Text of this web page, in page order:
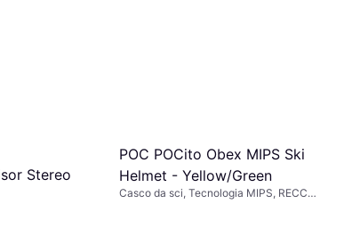
Stereo
POC POCito Obex MIPS Ski
Helmet - Yellow/Green
Casco da sci, Tecnologia MIPS, RECCO